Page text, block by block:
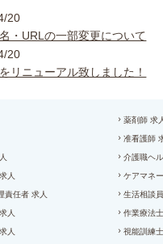
20
・URLの一部変更について
20
リニューアル致しました！
薬剤師 求人
准看護師
介護職ヘ
人 ケアマネ
責任者 求人 生活相談
人 作業療法
人 視能訓練